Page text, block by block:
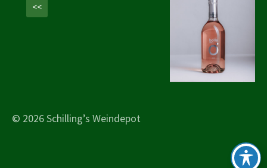
<<
© 2026 Schilling’s Weindepot